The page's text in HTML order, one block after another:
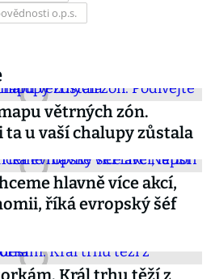
o.p.s.
větrných zón.
ta u vaší chalupy zůstala
hlavně více akcí,
říká evropský šéf
Král trhu těží z